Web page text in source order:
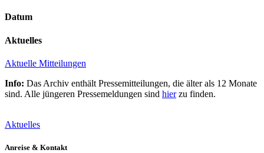
Datum
Aktuelles
Aktuelle Mitteilungen
Info: Das Archiv enthält Pressemitteilungen, die älter als 12 Monate
sind. Alle jüngeren Pressemeldungen sind hierzu finden.
Aktuelles
Anreise & Kontakt